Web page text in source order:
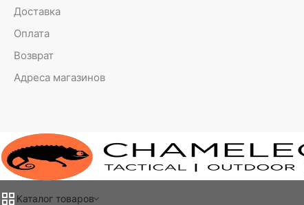
Доставка
Оплата
Возврат
Адреса магазинов
Каталог товаров